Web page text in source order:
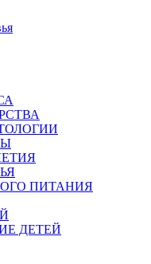
ПИТАНИЯ
ДЕТЕЙ